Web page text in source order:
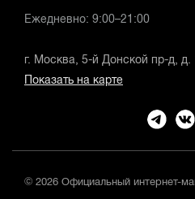
Ежедневно: 9:00–21:00
г. Москва, 5-й Донской пр-д, д.
Показать на карте
© 2026 Официальный интернет-